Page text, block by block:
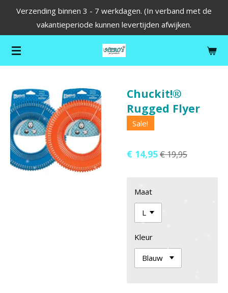
de
hoofdinhoud
Verzending binnen 3 - 7 werkdagen. (In verband met de
vakantieperiode kunnen levertijden afwijken.
Chuckit!®
Rugged Flyer
Sale!
€ 14,95€ 19,95
Maat
Kleur